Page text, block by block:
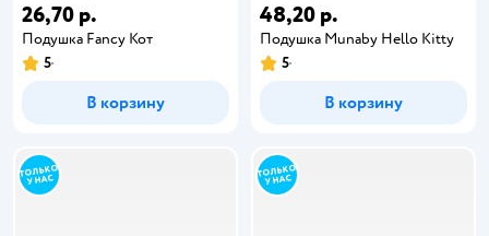
26,70 р.
Подушка Fancy Кот
5
В корзину
48,20 р.
Подушка Munaby Hello Kitty
5
В корзину